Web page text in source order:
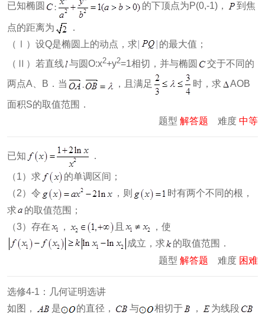
已知椭圆 的下顶点为P(0,-1)， 到焦
点的距离为
．
（Ⅰ）设Q是椭圆上的动点，求
的最大值；
（Ⅱ）若直线 与圆O:x2+y2=1相切，并与椭圆
交于不同的
两点A、B．当
，且满足 时，求 AOB
面积S的取值范围．
题型 解答题 难度 中等
已知 ．
（1）求
的单调区间；
（2）令
，则
时有两个不同的根，
求
的取值范围；
（3）存在
， 且
，使
成立，求
的取值范围．
题型 解答题 难度 困难
选修4-1：几何证明选讲
如图，
是 的直径， 与 相切于 ，
为线段